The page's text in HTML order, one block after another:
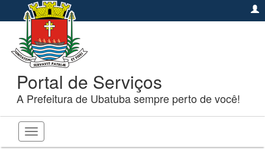
Portal de Serviços
A Prefeitura de Ubatuba sempre perto de você!
Toggle
navigation